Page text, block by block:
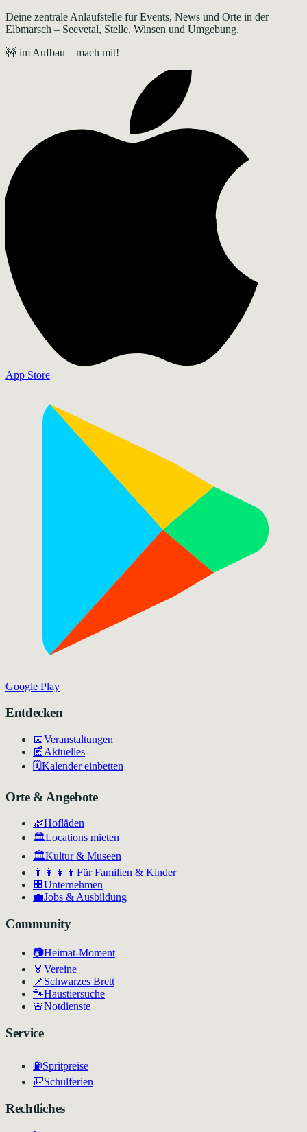
Deine zentrale Anlaufstelle für Events, News und Orte in der
Elbmarsch – Seevetal, Stelle, Winsen und Umgebung.
🚧 im Aufbau – mach mit!
App Store
Google Play
Entdecken
📅Veranstaltungen
📰Aktuelles
🗓️Kalender einbetten
Orte & Angebote
🌿Hofläden
🏛️Locations mieten
🏛Kultur & Museen
👨‍👩‍👧‍👦 Für Familien & Kinder
🏢 Unternehmen
💼Jobs & Ausbildung
Community
📷Heimat-Moment
🏅 Vereine
📌Schwarzes Brett
🐾Haustiersuche
🚨Notdienste
Service
⛽Spritpreise
🎒Schulferien
Rechtliches